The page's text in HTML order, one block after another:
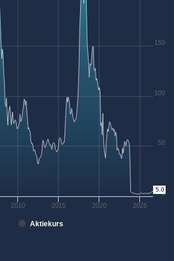
Aktiekurs
2010 2015 2020 2025
0
50
100
150
5.0